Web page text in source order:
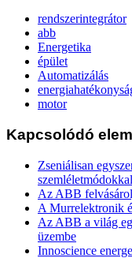
rendszerintegrátor
abb
Energetika
épület
Automatizálás
motor
Kapcsolódó
Zseniálisan
szemléletmódokkal
Az ABB
A Murrelektronik
Az ABB a világ
üzembe
Innoscience